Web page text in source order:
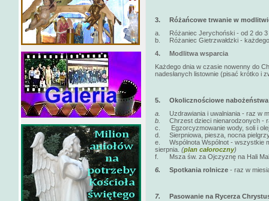
3.
Różańcowe trwanie w
a. Różaniec Jerychoński - od 2 do 3
b. Różaniec Gietrzwałdzki -
4.
Modlitwa wsparcia
Każdego dnia w czasie nowenny do
nadesłanych listownie (pisać krótko i
5. Okolicznościowe nabożeństwa
a. Uzdrawiania i uwalniania - raz w
b. Chrzest dzieci nienarodzonych -
c. Egzorcyzmowanie wody, soli i
d. Sierpniowa, piesza, nocna
e. Wspólnota Wspólnot - wszystkie
sierpnia. (plan całoroczny)
f. Msza św. za Ojczyznę na Hali
6. Spotkania rolnicze - raz w
7.
Pasowanie na Rycerza